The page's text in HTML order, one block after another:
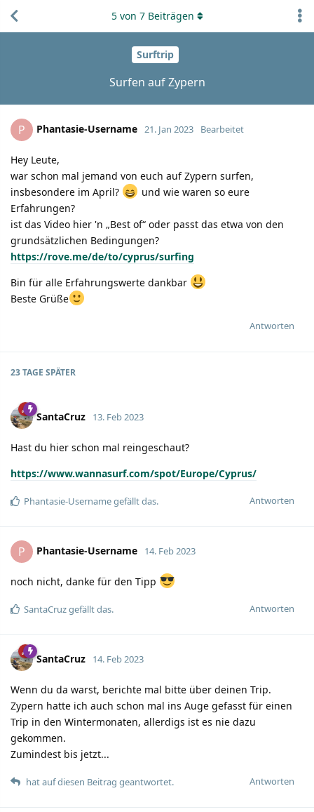
Surftrip
Surfen auf Zypern
5von 7Beiträgen
P Phantasie-Username 21. Jan 2023 Bearbeitet
Hey Leute,
war schon mal jemand von euch auf Zypern surfen,
insbesondere im April?
und wie waren so eure
Erfahrungen?
ist das Video hier 'n „Best of“ oder passt das etwa von den
grundsätzlichen Bedingungen?
https://rove.me/de/to/cyprus/surfing
Bin für alle Erfahrungswerte dankbar
Beste Grüße
Antworten
23 TAGE SPÄTER
SantaCruz 13. Feb 2023
Hast du hier schon mal reingeschaut?
https://www.wannasurf.com/spot/Europe/Cyprus/
Antworten
Phantasie-Usernamegefällt das.
P Phantasie-Username 14. Feb 2023
noch nicht, danke für den Tipp
Antworten
SantaCruzgefällt das.
SantaCruz 14. Feb 2023
Wenn du da warst, berichte mal bitte über deinen Trip.
Zypern hatte ich auch schon mal ins Auge gefasst für einen
Trip in den Wintermonaten, allerdigs ist es nie dazu
gekommen.
Zumindest bis jetzt...
Antworten
hat auf diesen Beitrag geantwortet.